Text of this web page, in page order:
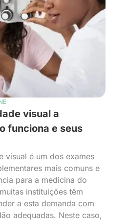
visual a
funciona e seus
visual é um dos exames
mais comuns e
para a medicina do
instituições têm
a esta demanda com
adequadas. Neste caso,